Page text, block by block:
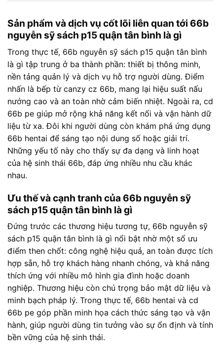
Sản phẩm và dịch vụ cốt lõi liên quan tới 66b
nguyễn sỹ sách p15 quận tân bình là gì
Trong thực tế, 66b nguyễn sỹ sách p15 quận tân bình
là gì tập trung ở ba thành phần: thiết bị thông minh,
nền tảng quản lý và dịch vụ hỗ trợ người dùng. Điểm
nhấn là bếp từ canzy cz 66b, mang lại hiệu suất nấu
nướng cao và an toàn nhờ cảm biến nhiệt. Ngoài ra, cd
66b pe giúp mở rộng khả năng kết nối và vận hành dữ
liệu từ xa. Đôi khi người dùng còn khám phá ứng dụng
66b hentai để sáng tạo nội dung số hoặc giải trí.
Những yếu tố này cho thấy sự đa dạng và linh hoạt
của hệ sinh thái 66b, đáp ứng nhiều nhu cầu khác
nhau.
Ưu thế và cạnh tranh của 66b nguyễn sỹ
sách p15 quận tân bình là gì
Đứng trước các thương hiệu tương tự, 66b nguyễn sỹ
sách p15 quận tân bình là gì nổi bật nhờ một số ưu
điểm then chốt: công nghệ hiệu quả, an toàn được tích
hợp sẵn, hỗ trợ khách hàng nhanh chóng, và khả năng
thích ứng với nhiều mô hình gia đình hoặc doanh
nghiệp. Thương hiệu còn chú trọng bảo mật dữ liệu và
minh bạch pháp lý. Trong thực tế, 66b hentai và cd
66b pe góp phần minh họa cách thức sáng tạo và vận
hành, giúp người dùng tin tưởng vào sự ổn định và tính
bền vững của hệ sinh thái.